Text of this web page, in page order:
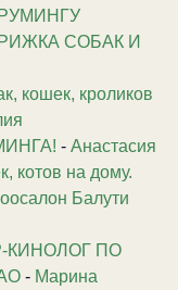
СОБАК И
кошек, кроликов
- Анастасия
котов на дому.
Балути
КИНОЛОГ ПО
- Марина